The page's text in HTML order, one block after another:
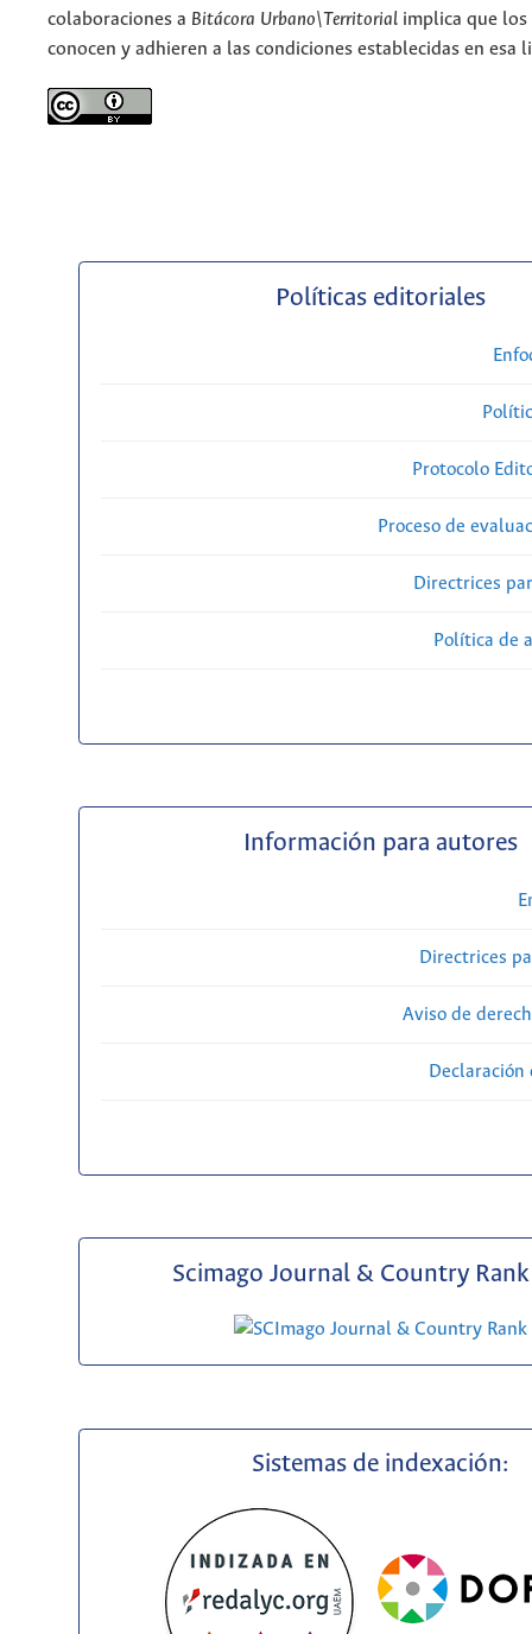
colaboraciones a Bitácora Urbano\Territorial implica que los
conocen y adhieren a las condiciones establecidas en esa
Políticas editoriales
Protocolo
Proceso de
Directrices
Política de
Información para autores
Directrices
Aviso de
Scimago Journal & Country Rank
Sistemas de indexación: